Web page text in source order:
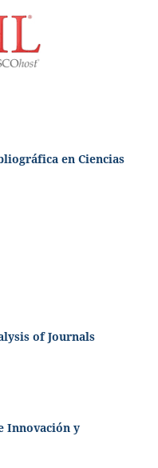
en Ciencias
of Journals
Innovación y